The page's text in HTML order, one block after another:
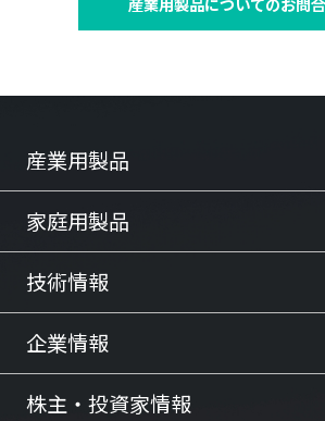
産業用製品
家庭用製品
技術情報
企業情報
株主・投資家情報